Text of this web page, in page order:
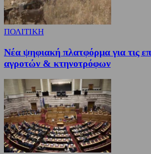
ΠΟΛΙΤΙΚΗ
Νέα ψηφιακή πλατφόρμα για τις
αγροτών & κτηνοτρόφων